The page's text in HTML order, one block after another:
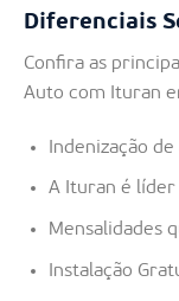
Diferenciais
Confira as
Auto com Ituran
Indenização
A Ituran é
Mensalidades
Instalação